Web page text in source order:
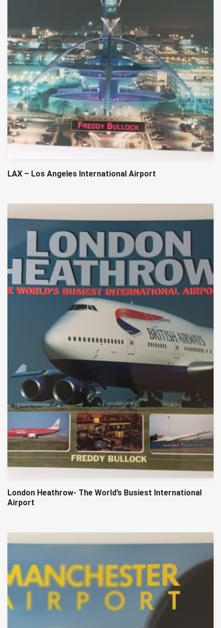
LAX – Los Angeles International Airport
London Heathrow- The World’s Busiest International
Airport